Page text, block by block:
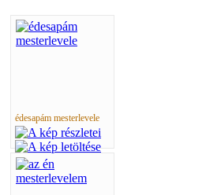
édesapám mesterlevele